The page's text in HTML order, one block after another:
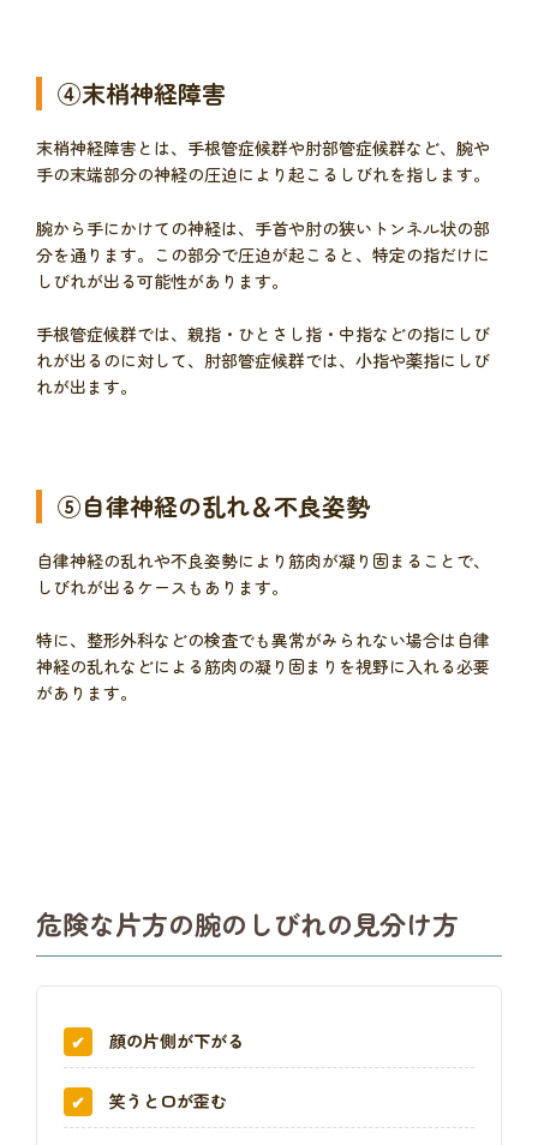
④末梢神経障害
末梢神経障害とは、手根管症候群や肘部管症候群など、腕や
手の末端部分の神経の圧迫により起こるしびれを指します。
腕から手にかけての神経は、手首や肘の狭いトンネル状の部
分を通ります。この部分で圧迫が起こると、特定の指だけに
しびれが出る可能性があります。
手根管症候群では、親指・ひとさし指・中指などの指にしび
れが出るのに対して、肘部管症候群では、小指や薬指にしび
れが出ます。
⑤自律神経の乱れ＆不良姿勢
自律神経の乱れや不良姿勢により筋肉が凝り固まることで、
しびれが出るケースもあります。
特に、整形外科などの検査でも異常がみられない場合は自律
神経の乱れなどによる筋肉の凝り固まりを視野に入れる必要
があります。
危険な片方の腕のしびれの見分け方
顔の片側が下がる
笑うと口が歪む